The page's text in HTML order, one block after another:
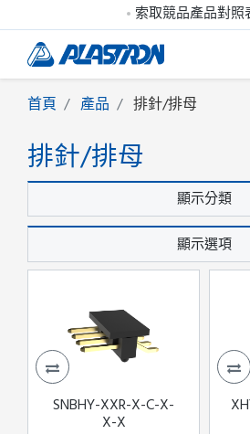
索取競品產品對照
首頁 產品 排針/排母
排針/排母
顯示分類
顯示選項
SNBHY-XXR-X-C-X-
X-X